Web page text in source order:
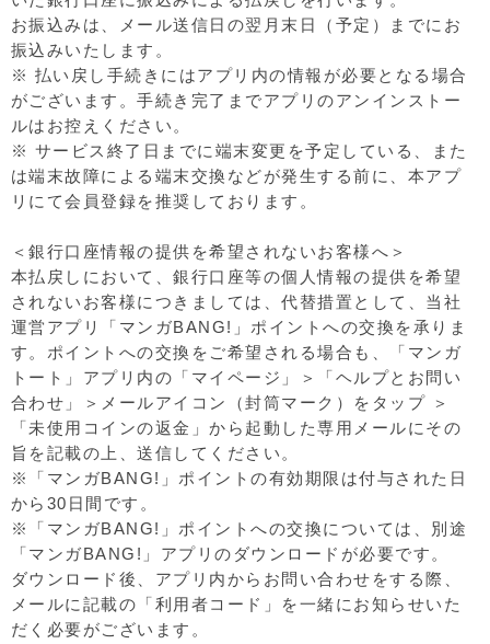
お振込みは、メール送信日の翌月末日（予定）までにお
振込みいたします。
※ 払い戻し手続きにはアプリ内の情報が必要となる場合
がございます。手続き完了までアプリのアンインストー
ルはお控えください。
※ サービス終了日までに端末変更を予定している、また
は端末故障による端末交換などが発生する前に、本アプ
リにて会員登録を推奨しております。
＜銀行口座情報の提供を希望されないお客様へ＞
本払戻しにおいて、銀行口座等の個人情報の提供を希望
されないお客様につきましては、代替措置として、当社
運営アプリ「マンガBANG!」ポイントへの交換を承りま
す。ポイントへの交換をご希望される場合も、「マンガ
トート」アプリ内の「マイページ」＞「ヘルプとお問い
合わせ」＞メールアイコン（封筒マーク）をタップ ＞
「未使用コインの返金」から起動した専用メールにその
旨を記載の上、送信してください。
※「マンガBANG!」ポイントの有効期限は付与された日
から30日間です。
※「マンガBANG!」ポイントへの交換については、別途
「マンガBANG!」アプリのダウンロードが必要です。
ダウンロード後、アプリ内からお問い合わせをする際、
メールに記載の「利用者コード」を一緒にお知らせいた
だく必要がございます。